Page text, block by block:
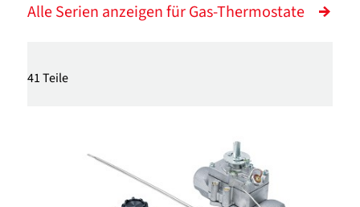
Alle Serien anzeigen für Gas-Thermostate
41 Teile